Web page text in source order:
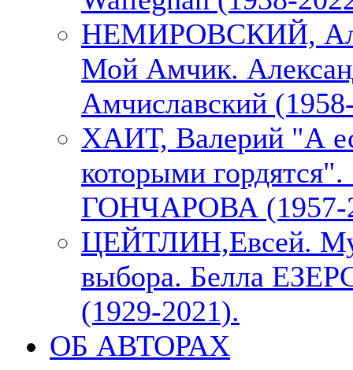
НЕМИРОВСКИЙ,
Мой Амчик.
Амчиславский
ХАИТ, Валерий "А
которыми
ГОНЧАРОВА (1957-
ЦЕЙТЛИН,Евсей.
выбора. Белла
(1929-2021).
ОБ АВТОРАХ